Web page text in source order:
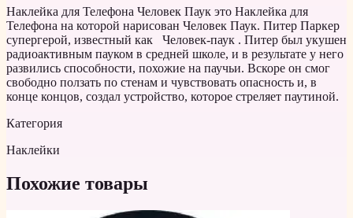
Наклейка для Телефона Человек Паук это Наклейка для
Телефона на которой нарисован Человек Паук. Питер Паркер
супергерой, известный как Человек-паук . Питер был укушен
радиоактивным пауком в средней школе, и в результате у него
развились способности, похожие на паучьи. Вскоре он смог
свободно ползать по стенам и чувствовать опасность и, в
конце концов, создал устройство, которое стреляет паутиной.
Категория
Наклейки
Похожие товары